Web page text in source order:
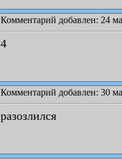
Комментарий добавлен: 24
4
Комментарий добавлен: 30
разозлился